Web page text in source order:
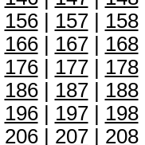
156| 157| 158|
166| 167| 168|
176| 177| 178|
186| 187| 188|
196| 197| 198|
206| 207| 208|